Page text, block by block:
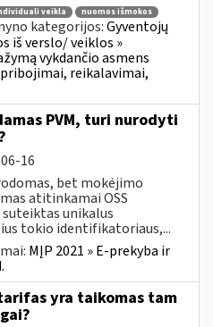
veikla
nuomos išmokos
kategorijos:Gyventojų
iš verslo/ veiklos »
vykdančio asmens
reikalavimai,
PVM, turi nurodyti
16
bet mokėjimo
atitinkamai OSS
unikalus
tokio identifikatoriaus,...
MĮP 2021 » E-prekyba ir
yra taikomas tam